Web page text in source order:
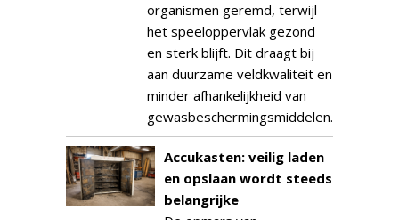
organismen geremd, terwijl
het speeloppervlak gezond
en sterk blijft. Dit draagt bij
aan duurzame veldkwaliteit en
minder afhankelijkheid van
gewasbeschermingsmiddelen.
Accukasten: veilig laden
en opslaan wordt steeds
belangrijke